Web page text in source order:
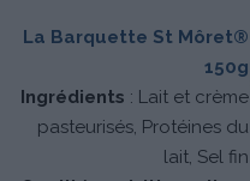
La Barquette St Môret®
150g
Ingrédients : Lait et crème
pasteurisés, Protéines du
lait, Sel fin